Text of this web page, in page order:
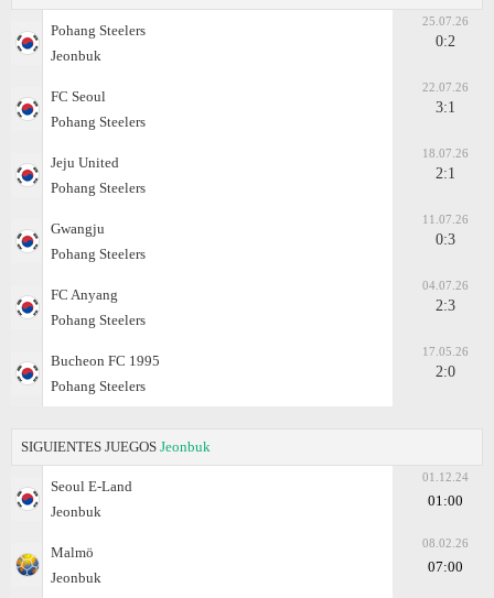
Pohang Steelers
Jeonbuk
25.07.26
0:2
FC Seoul
Pohang Steelers
22.07.26
3:1
Jeju United
Pohang Steelers
18.07.26
2:1
Gwangju
Pohang Steelers
11.07.26
0:3
FC Anyang
Pohang Steelers
04.07.26
2:3
Bucheon FC 1995
Pohang Steelers
17.05.26
2:0
SIGUIENTES JUEGOS Jeonbuk
Seoul E-Land
Jeonbuk
01.12.24
01:00
Malmö
Jeonbuk
08.02.26
07:00